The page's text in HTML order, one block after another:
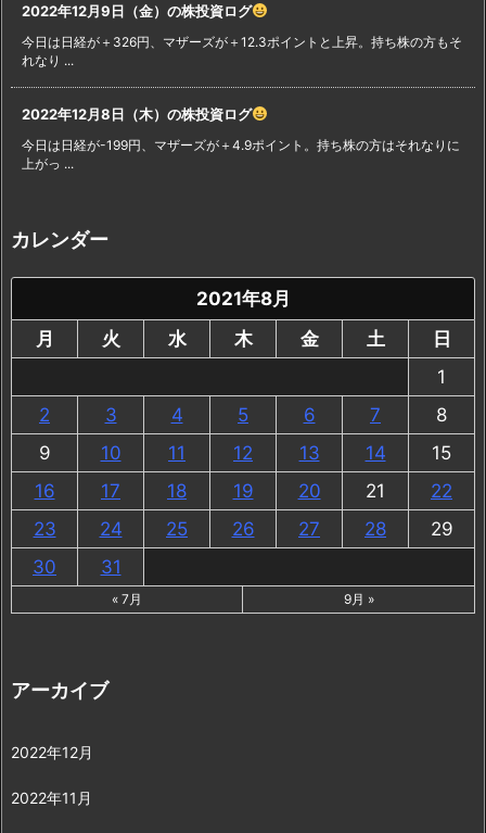
2022年12月9日（金）の株投資ログ
今日は日経が＋326円、マザーズが＋12.3ポイントと上昇。持ち株の方もそ
れなり ...
2022年12月8日（木）の株投資ログ
今日は日経が-199円、マザーズが＋4.9ポイント。持ち株の方はそれなりに
上がっ ...
カレンダー
2021年8月
月
火 水 木 金 土
日
1
2
3 4 5 6 7
8
9
10 11 12 13 14
15
16
17 18 19 20 21
22
23
24 25 26 27 28
29
30
31
« 7月 9月 »
アーカイブ
2022年12月
2022年11月